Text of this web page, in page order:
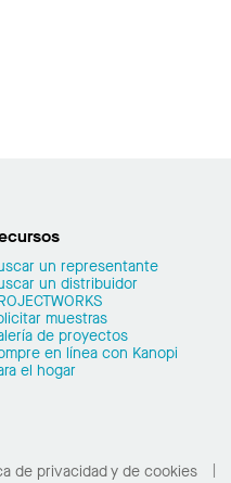
un representante
un distribuidor
muestras
de proyectos
en línea con Kanopi
el hogar
de privacidad y de cookies